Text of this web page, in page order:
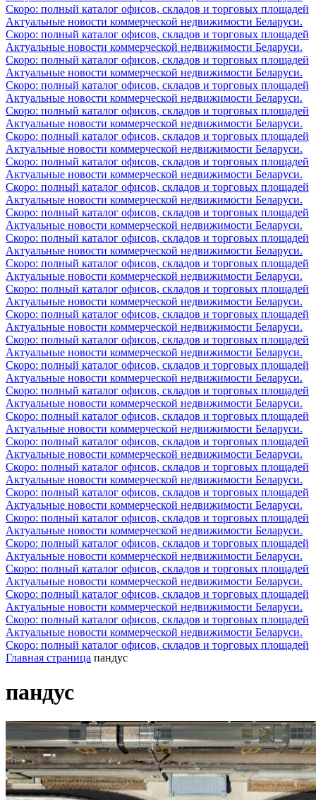
Скоро: полный каталог офисов, складов и торговых площадей
Актуальные новости коммерческой недвижимости Беларуси.
Скоро: полный каталог офисов, складов и торговых площадей
Актуальные новости коммерческой недвижимости Беларуси.
Скоро: полный каталог офисов, складов и торговых площадей
Актуальные новости коммерческой недвижимости Беларуси.
Скоро: полный каталог офисов, складов и торговых площадей
Актуальные новости коммерческой недвижимости Беларуси.
Скоро: полный каталог офисов, складов и торговых площадей
Актуальные новости коммерческой недвижимости Беларуси.
Скоро: полный каталог офисов, складов и торговых площадей
Актуальные новости коммерческой недвижимости Беларуси.
Скоро: полный каталог офисов, складов и торговых площадей
Актуальные новости коммерческой недвижимости Беларуси.
Скоро: полный каталог офисов, складов и торговых площадей
Актуальные новости коммерческой недвижимости Беларуси.
Скоро: полный каталог офисов, складов и торговых площадей
Актуальные новости коммерческой недвижимости Беларуси.
Скоро: полный каталог офисов, складов и торговых площадей
Актуальные новости коммерческой недвижимости Беларуси.
Скоро: полный каталог офисов, складов и торговых площадей
Актуальные новости коммерческой недвижимости Беларуси.
Скоро: полный каталог офисов, складов и торговых площадей
Актуальные новости коммерческой недвижимости Беларуси.
Скоро: полный каталог офисов, складов и торговых площадей
Актуальные новости коммерческой недвижимости Беларуси.
Скоро: полный каталог офисов, складов и торговых площадей
Актуальные новости коммерческой недвижимости Беларуси.
Скоро: полный каталог офисов, складов и торговых площадей
Актуальные новости коммерческой недвижимости Беларуси.
Скоро: полный каталог офисов, складов и торговых площадей
Актуальные новости коммерческой недвижимости Беларуси.
Скоро: полный каталог офисов, складов и торговых площадей
Актуальные новости коммерческой недвижимости Беларуси.
Скоро: полный каталог офисов, складов и торговых площадей
Актуальные новости коммерческой недвижимости Беларуси.
Скоро: полный каталог офисов, складов и торговых площадей
Актуальные новости коммерческой недвижимости Беларуси.
Скоро: полный каталог офисов, складов и торговых площадей
Актуальные новости коммерческой недвижимости Беларуси.
Скоро: полный каталог офисов, складов и торговых площадей
Актуальные новости коммерческой недвижимости Беларуси.
Скоро: полный каталог офисов, складов и торговых площадей
Актуальные новости коммерческой недвижимости Беларуси.
Скоро: полный каталог офисов, складов и торговых площадей
Актуальные новости коммерческой недвижимости Беларуси.
Скоро: полный каталог офисов, складов и торговых площадей
Актуальные новости коммерческой недвижимости Беларуси.
Скоро: полный каталог офисов, складов и торговых площадей
Актуальные новости коммерческой недвижимости Беларуси.
Скоро: полный каталог офисов, складов и торговых площадей
Главная страница пандус
пандус